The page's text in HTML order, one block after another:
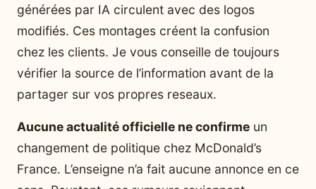
générées par IA circulent avec des logos
modifiés. Ces montages créent la confusion
chez les clients. Je vous conseille de toujours
vérifier la source de l’information avant de la
partager sur vos propres reseaux.
Aucune actualité officielle ne confirme un
changement de politique chez McDonald’s
France. L’enseigne n’a fait aucune annonce en ce